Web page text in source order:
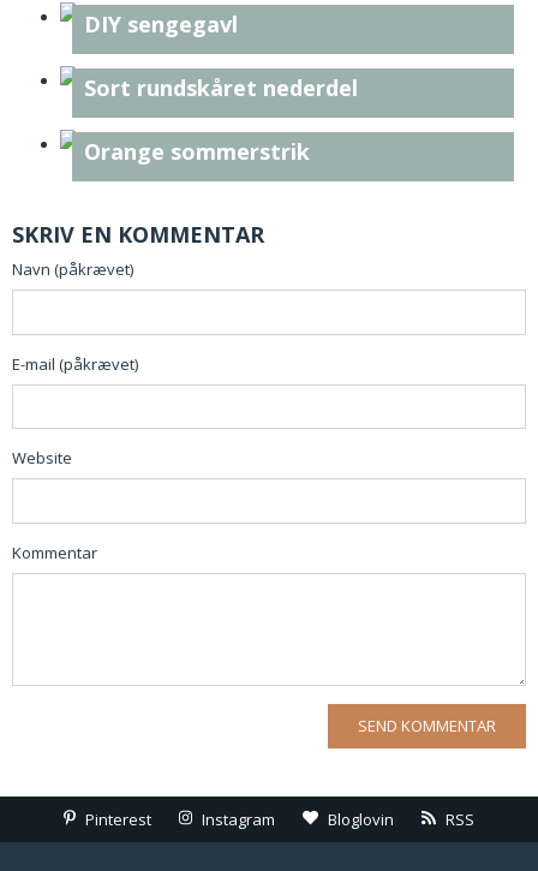
DIY sengegavl
Sort rundskåret nederdel
Orange sommerstrik
SKRIV EN KOMMENTAR
Navn (påkrævet)
E-mail (påkrævet)
Website
Kommentar
Pinterest Instagram Bloglovin RSS